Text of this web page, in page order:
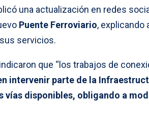
una actualización en redes
Puente Ferroviario, explicando
servicios.
que “los trabajos de
intervenir parte de la
vías disponibles, obligando a